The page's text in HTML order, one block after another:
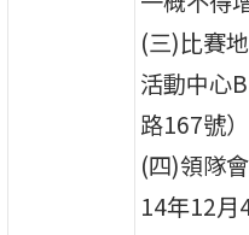
(三)比賽
活動中心
路167號）
(四)領隊
14年12月